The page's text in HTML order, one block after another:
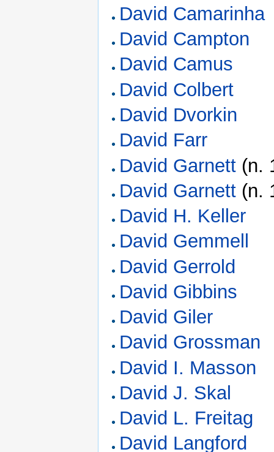
David Camarinha
David Campton
David Camus
David Colbert
David Dvorkin
David Farr
David Garnett (n.
David Garnett (n.
David H. Keller
David Gemmell
David Gerrold
David Gibbins
David Giler
David Grossman
David I. Masson
David J. Skal
David L. Freitag
David Langford